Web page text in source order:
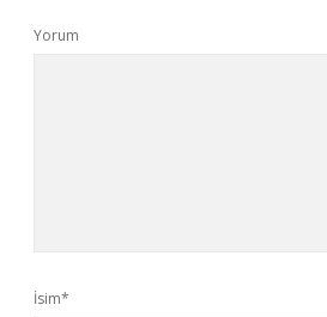
Yorum
İsim*